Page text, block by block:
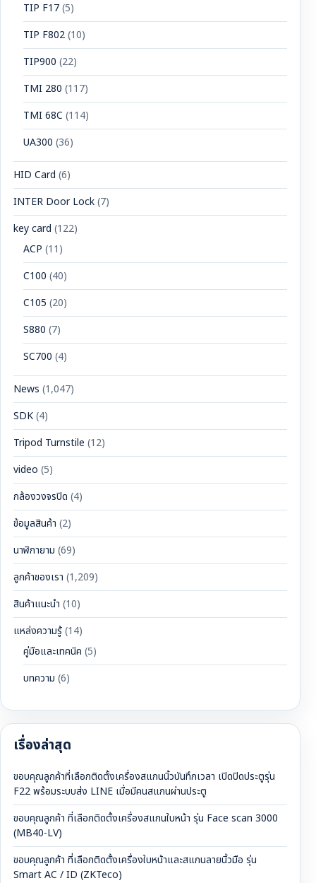
TIP F17(5)
TIP F802(10)
TIP900 (22)
TMI 280 (117)
TMI 68C (114)
UA300 (36)
HID Card (6)
INTER Door Lock(7)
key card (122)
ACP (11)
C100 (40)
C105 (20)
S880 (7)
SC700 (4)
News (1,047)
SDK(4)
Tripod Turnstile (12)
video (5)
กล้องวงจรปิด (4)
ข้อมูลสินค้า (2)
นาฬิกายาม (69)
ลูกค้าของเรา (1,209)
สินค้าแนะนำ (10)
แหล่งความรู้(14)
คู่มือและเทคนิค (5)
บทความ (6)
เรื่องล่าสุด
ขอบคุณลูกค้าที่เลือกติดตั้งเครื่องสแกนนิ้วบันทึกเวลา เปิดปิดประตูรุ่น
F22 พร้อมระบบส่ง LINE เมื่อมีคนสแกนผ่านประตู
ขอบคุณลูกค้า ที่เลือกติดตั้งเครื่องสแกนใบหน้า รุ่น Face scan 3000
(MB40-LV)
ขอบคุณลูกค้า ที่เลือกติดตั้งเครื่องใบหน้าและสแกนลายนิ้วมือ รุ่น
Smart AC / ID (ZKTeco)